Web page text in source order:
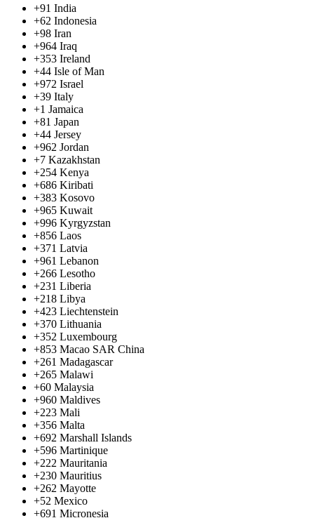
+91 India
+62 Indonesia
+98 Iran
+964 Iraq
+353 Ireland
+44 Isle of Man
+972 Israel
+39 Italy
+1 Jamaica
+81 Japan
+44 Jersey
+962 Jordan
+7 Kazakhstan
+254 Kenya
+686 Kiribati
+383 Kosovo
+965 Kuwait
+996 Kyrgyzstan
+856 Laos
+371 Latvia
+961 Lebanon
+266 Lesotho
+231 Liberia
+218 Libya
+423 Liechtenstein
+370 Lithuania
+352 Luxembourg
+853 Macao SAR China
+261 Madagascar
+265 Malawi
+60 Malaysia
+960 Maldives
+223 Mali
+356 Malta
+692 Marshall Islands
+596 Martinique
+222 Mauritania
+230 Mauritius
+262 Mayotte
+52 Mexico
+691 Micronesia